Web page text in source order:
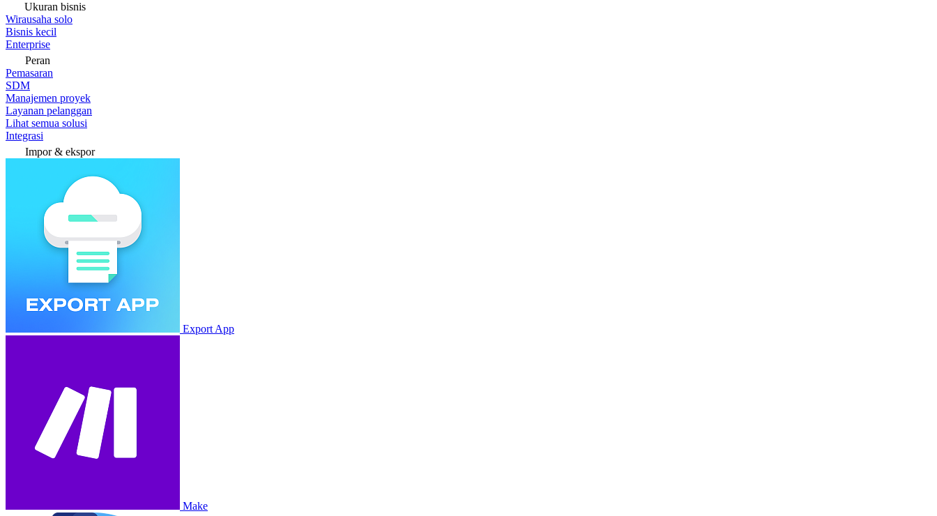
Ukuran bisnis
Wirausaha solo
Bisnis kecil
Enterprise
Peran
Pemasaran
SDM
Manajemen proyek
Layanan pelanggan
Lihat semua solusi
Integrasi
Impor & ekspor
Export App
Make